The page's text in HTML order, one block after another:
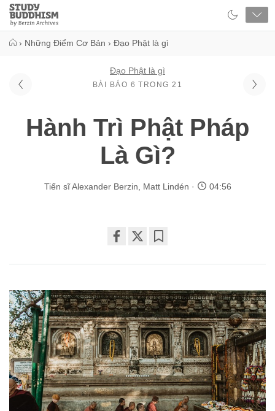
Close
Study
Buddhism
› Những Điểm Cơ Bản › Đạo Phật là gì
Đạo Phật là gì
BÀI BÁO 6 TRONG 21
Hành Trì Phật Pháp
Là Gì?
Tiến sĩ Alexander Berzin Matt Lindén 04:56
on